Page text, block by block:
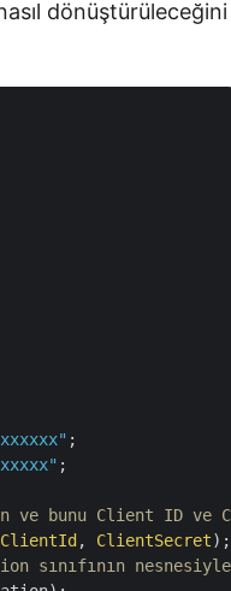
dönüştürüleceğini
;
;
ve bunu Client ID ve
ClientId , ClientSecret
sınıfının